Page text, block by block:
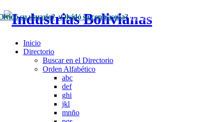
su usuario? ¿Olvidó su contraseña? Inscríbase Aquí
Inicio
Directorio
Buscar en el Directorio
Orden Alfabético
abc
def
ghi
jkl
mnño